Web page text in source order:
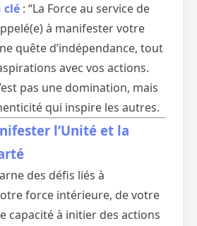
clé : “La Force au service de
à manifester votre
quête d’indépendance, tout
avec vos actions.
pas une domination, mais
qui inspire les autres.
l’Unité et la
des défis liés à
force intérieure, de votre
capacité à initier des actions